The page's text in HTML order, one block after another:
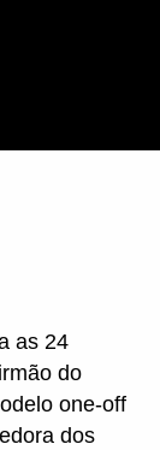
as 24
do
one-off
dos